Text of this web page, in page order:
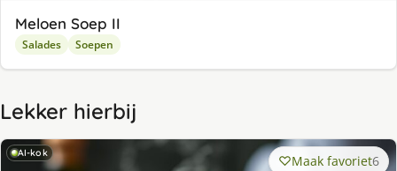
Meloen Soep II
Salades Soepen
Lekker hierbij
AI-kok Maak favoriet6